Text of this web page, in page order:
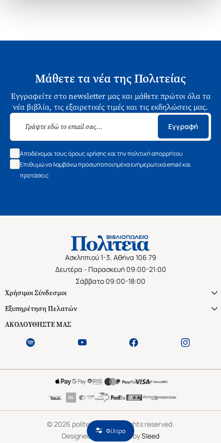
Φίλτρα
Μάθετε τα νέα της Πολιτείας
Εγγραφείτε στο newsletter μας και μάθετε πρώτοι όλα τα
νέα βιβλία, τις εξαιρετικές τιμές και τις εκδηλώσεις μας.
Εγγραφή
Αποδέχομαι τους όρους χρήσης και την πολιτική απορρήτου
Επιθυμώ να λαμβάνω προσωποποιημένα ενημερωτικά email και
προτάσεις
Ασκληπιού 1-3, Αθήνα 106 79
Δευτέρα - Παρασκευή 09:00-21:00
Σάββατο 09:00-18:00
Χρήσιμοι Σύνδεσμοι
Εξυπηρέτηση Πελατών
ΑΚΟΛΟΥΘΗΣΤΕ ΜΑΣ
© 2026 politeianet.gr All rights reserved.
Designed & Developed bySleed